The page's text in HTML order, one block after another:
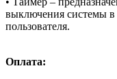
выключения системы в
пользователя.
Оплата: